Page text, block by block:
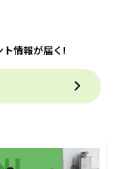
情報が届く!